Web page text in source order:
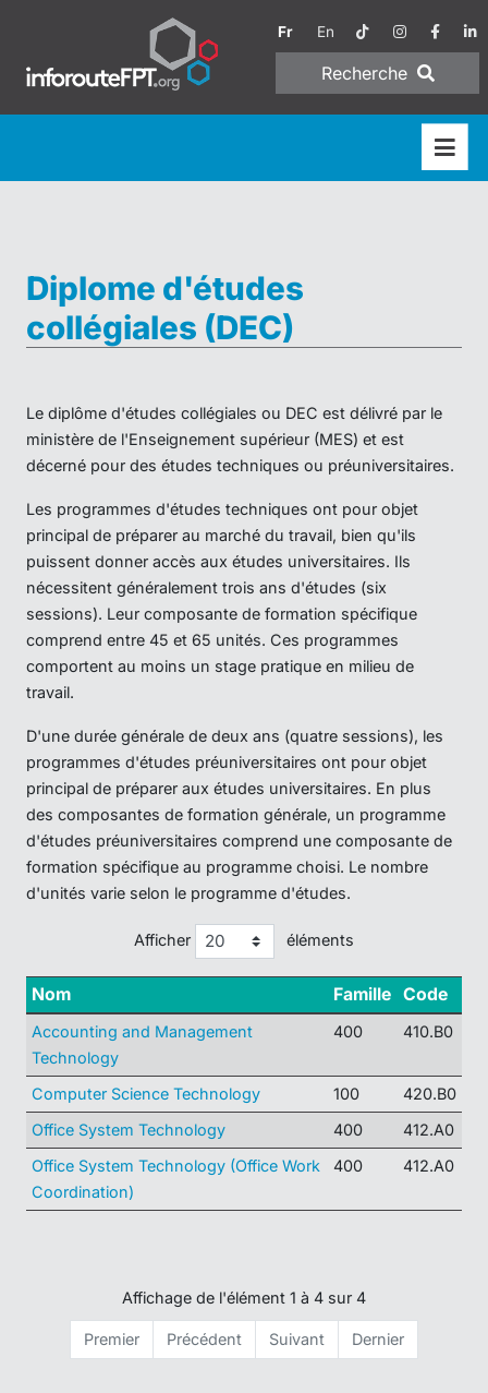
Fr En
Recherche
Diplome d'études
collégiales (DEC)
Le diplôme d'études collégiales ou DEC est délivré par le
ministère de l'Enseignement supérieur (MES) et est
décerné pour des études techniques ou préuniversitaires.
Les programmes d'études techniques ont pour objet
principal de préparer au marché du travail, bien qu'ils
puissent donner accès aux études universitaires. Ils
nécessitent généralement trois ans d'études (six
sessions). Leur composante de formation spécifique
comprend entre 45 et 65 unités. Ces programmes
comportent au moins un stage pratique en milieu de
travail.
D'une durée générale de deux ans (quatre sessions), les
programmes d'études préuniversitaires ont pour objet
principal de préparer aux études universitaires. En plus
des composantes de formation générale, un programme
d'études préuniversitaires comprend une composante de
formation spécifique au programme choisi. Le nombre
d'unités varie selon le programme d'études.
Afficher éléments
Nom Famille Code
Accounting and Management
Technology
400 410.B0
Computer Science Technology 100
420.B0
Office System Technology
400
412.A0
Office System Technology (Office Work
Coordination)
400 412.A0
Affichage de l'élément 1 à 4 sur 4
Premier Précédent Suivant Dernier